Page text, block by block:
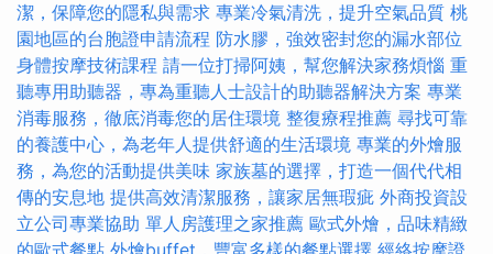
潔，保障您的隱私與需求 專業冷氣清洗，提升空氣品質 桃
園地區的台胞證申請流程 防水膠，強效密封您的漏水部位
身體按摩技術課程 請一位打掃阿姨，幫您解決家務煩惱 重
聽專用助聽器，專為重聽人士設計的助聽器解決方案 專業
消毒服務，徹底消毒您的居住環境 整復療程推薦 尋找可靠
的養護中心，為老年人提供舒適的生活環境 專業的外燴服
務，為您的活動提供美味 家族墓的選擇，打造一個代代相
傳的安息地 提供高效清潔服務，讓家居無瑕疵 外商投資設
立公司專業協助 單人房護理之家推薦 歐式外燴，品味精緻
的歐式餐點 外燴buffet，豐富多樣的餐點選擇 經絡按摩證